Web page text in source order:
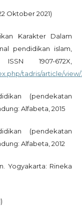
Oktober 2021)
Karakter Dalam
pendidikan islam,
1907-672X,
tadris/article/
(pendekatan
Alfabeta, 2015
(pendekatan
Alfabeta, 2012
Yogyakarta: Rineka